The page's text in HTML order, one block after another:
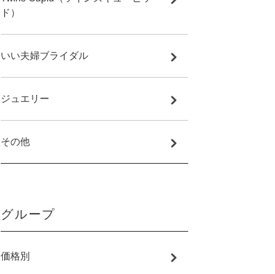
ド）
いい夫婦ブライダル
ジュエリー
その他
グループ
価格別